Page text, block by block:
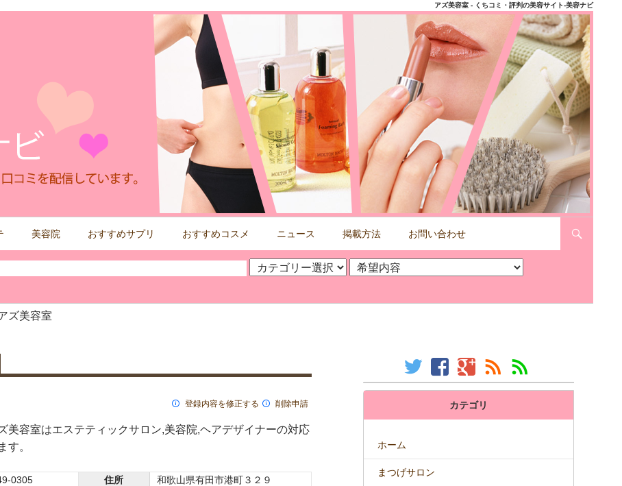
アズ美容室 - くちコミ・評判の美容サイト-美容ナビ
美容院 おすすめサプリ おすすめコスメ ニュース 掲載方法 お問い合わせ
ズ美容室
登録内容を修正する 削除申請
美容室はエステティックサロン,美容院,ヘアデザイナーの対応
す。
0305 住所
和歌山県有田市港町３２９
カテゴリ
ホーム
まつげサロン